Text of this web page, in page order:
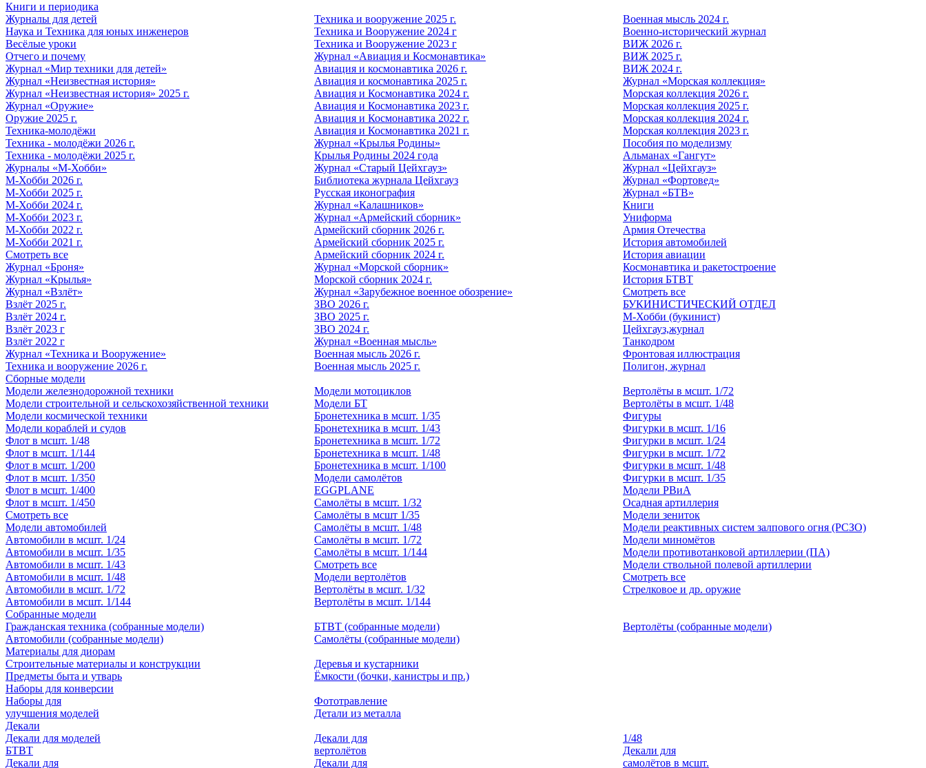
Книги и периодика
Журналы для детей
Наука и Техника для юных инженеров
Весёлые уроки
Отчего и почему
Журнал «Мир техники для детей»
Журнал «Неизвестная история»
Журнал «Неизвестная история» 2025 г.
Журнал «Оружие»
Оружие 2025 г.
Техника-молодёжи
Техника - молодёжи 2026 г.
Техника - молодёжи 2025 г.
Журналы «М-Хобби»
М-Хобби 2026 г.
М-Хобби 2025 г.
М-Хобби 2024 г.
М-Хобби 2023 г.
М-Хобби 2022 г.
М-Хобби 2021 г.
Смотреть все
Журнал «Броня»
Журнал «Крылья»
Журнал «Взлёт»
Взлёт 2025 г.
Взлёт 2024 г.
Взлёт 2023 г
Взлёт 2022 г
Журнал «Техника и Вооружение»
Техника и вооружение 2026 г.
Техника и вооружение 2025 г.
Техника и Вооружение 2024 г
Техника и Вооружение 2023 г
Журнал «Авиация и Космонавтика»
Авиация и космонавтика 2026 г.
Авиация и космонавтика 2025 г.
Авиация и Космонавтика 2024 г.
Авиация и Космонавтика 2023 г.
Авиация и Космонавтика 2022 г.
Авиация и Космонавтика 2021 г.
Журнал «Крылья Родины»
Крылья Родины 2024 года
Журнал «Старый Цейхгауз»
Библиотека журнала Цейхгауз
Русская иконография
Журнал «Калашников»
Журнал «Армейский сборник»
Армейский сборник 2026 г.
Армейский сборник 2025 г.
Армейский сборник 2024 г.
Журнал «Морской сборник»
Морской сборник 2024 г.
Журнал «Зарубежное военное обозрение»
ЗВО 2026 г.
ЗВО 2025 г.
ЗВО 2024 г.
Журнал «Военная мысль»
Военная мысль 2026 г.
Военная мысль 2025 г.
Военная мысль 2024 г.
Военно-исторический журнал
ВИЖ 2026 г.
ВИЖ 2025 г.
ВИЖ 2024 г.
Журнал «Морская коллекция»
Морская коллекция 2026 г.
Морская коллекция 2025 г.
Морская коллекция 2024 г.
Морская коллекция 2023 г.
Пособия по моделизму
Альманах «Гангут»
Журнал «Цейхгауз»
Журнал «Фортовед»
Журнал «БТВ»
Книги
Униформа
Армия Отечества
История автомобилей
История авиации
Космонавтика и ракетостроение
История БТВТ
Смотреть все
БУКИНИСТИЧЕСКИЙ ОТДЕЛ
М-Хобби (букинист)
Цейхгауз,журнал
Танкодром
Фронтовая иллюстрация
Полигон, журнал
Сборные модели
Модели железнодорожной техники
Модели строительной и сельскохозяйственной техники
Модели космической техники
Модели кораблей и судов
Флот в мсшт. 1/48
Флот в мсшт. 1/144
Флот в мсшт. 1/200
Флот в мсшт. 1/350
Флот в мсшт. 1/400
Флот в мсшт. 1/450
Смотреть все
Модели автомобилей
Автомобили в мсшт. 1/24
Автомобили в мсшт. 1/35
Автомобили в мсшт. 1/43
Автомобили в мсшт. 1/48
Автомобили в мсшт. 1/72
Автомобили в мсшт. 1/144
Модели мотоциклов
Модели БТ
Бронетехника в мсшт. 1/35
Бронетехника в мсшт. 1/43
Бронетехника в мсшт. 1/72
Бронетехника в мсшт. 1/48
Бронетехника в мсшт. 1/100
Модели самолётов
EGGPLANE
Самолёты в мсшт. 1/32
Самолёты в мсшт 1/35
Самолёты в мсшт. 1/48
Самолёты в мсшт. 1/72
Самолёты в мсшт. 1/144
Смотреть все
Модели вертолётов
Вертолёты в мсшт. 1/32
Вертолёты в мсшт. 1/144
Вертолёты в мсшт. 1/72
Вертолёты в мсшт. 1/48
Фигуры
Фигурки в мсшт. 1/16
Фигурки в мсшт. 1/24
Фигурки в мсшт. 1/72
Фигурки в мсшт. 1/48
Фигурки в мсшт. 1/35
Модели РВиА
Осадная артиллерия
Модели зениток
Модели реактивных систем залпового огня (РСЗО)
Модели миномётов
Модели противотанковой артиллерии (ПА)
Модели ствольной полевой артиллерии
Смотреть все
Стрелковое и др. оружие
Собранные модели
Гражданская техника (собранные модели)
Автомобили (собранные модели)
БТВТ (собранные модели)
Самолёты (собранные модели)
Вертолёты (собранные модели)
Материалы для диорам
Строительные материалы и конструкции
Предметы быта и утварь
Деревья и кустарники
Ёмкости (бочки, канистры и пр.)
Наборы для конверсии
Наборы для
улучшения моделей
Фототравление
Детали из металла
Декали
Декали для моделей
БТВТ
Декали для
Декали для
вертолётов
Декали для
1/48
Декали для
самолётов в мсшт.